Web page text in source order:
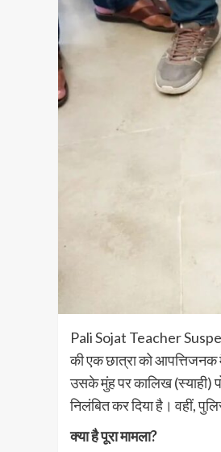
Pali Sojat Teacher
की एक छात्रा को आपत्तिजनक
उसके मुंह पर कालिख (स्याही)
निलंबित कर दिया है। वहीं,
क्या है पूरा मामला?